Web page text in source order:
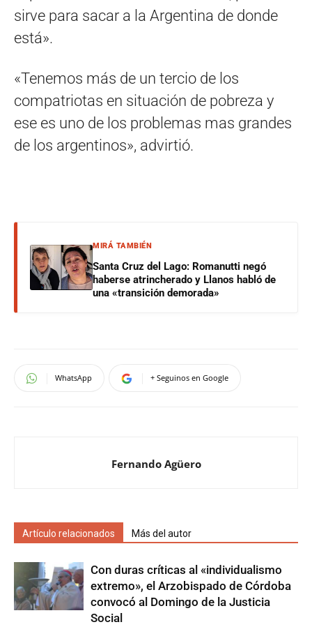
sirve para sacar a la Argentina de donde
está».
«Tenemos más de un tercio de los
compatriotas en situación de pobreza y
ese es uno de los problemas mas grandes
de los argentinos», advirtió.
MIRÁ TAMBIÉN
Santa Cruz del Lago: Romanutti negó
haberse atrincherado y Llanos habló de
una «transición demorada»
WhatsApp + Seguinos en Google
Fernando Agüero
Artículo relacionados Más del autor
Con duras críticas al «individualismo
extremo», el Arzobispado de Córdoba
convocó al Domingo de la Justicia
Social